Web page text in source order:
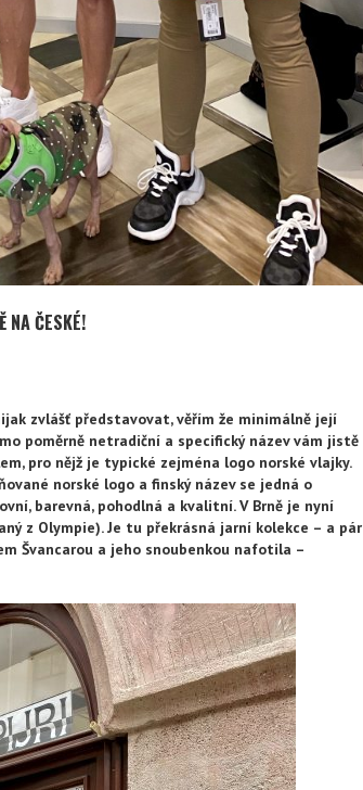
NA ČESKÉ!
zvlášť představovat, věřím že minimálně její
poměrně netradiční a specifický název vám jistě
pro nějž je typické zejména logo norské vlajky.
norské logo a finský název se jedná o
barevná, pohodlná a kvalitní. V Brně je nyní
z Olympie). Je tu překrásná jarní kolekce – a pár
Švancarou a jeho snoubenkou nafotila –